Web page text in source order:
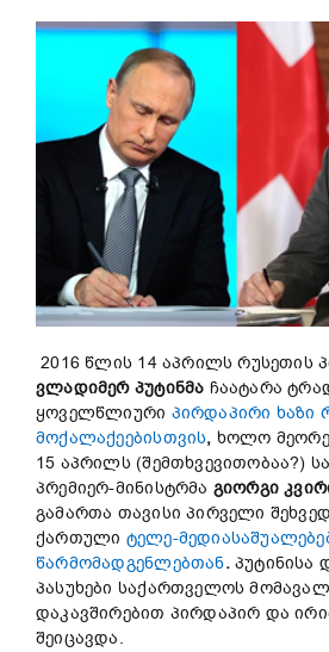
2016 წლის 14 აპრილს რუსეთის
ვლადიმერ პუტინმა ჩაატარა
ყოველწლიური პირდაპირი ხაზი
მოქალაქეებისთვის, ხოლო
15 აპრილს (შემთხვევითობაა?)
პრემიერ-მინისტრმა გიორგი
გამართა თავისი პირველი
ქართული ტელე-
წარმომადგენლებთან.პუტინისა
პასუხები საქართველოს
დაკავშირებით პირდაპირ და
შეიცავდა.